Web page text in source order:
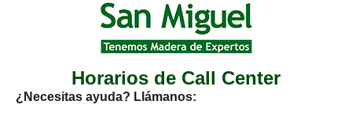
Horarios de Call Center
¿Necesitas ayuda? Llámanos: